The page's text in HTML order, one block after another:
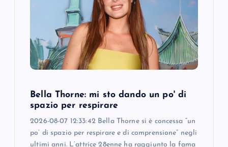
Bella Thorne: mi sto dando un po' di
spazio per respirare
2026-08-07 12:33:42 Bella Thorne si è concessa “un
po’ di spazio per respirare e di comprensione” negli
ultimi anni. L’attrice 28enne ha raggiunto la fama